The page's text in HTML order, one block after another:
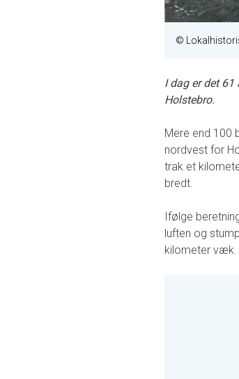
©
I dag er det
Holstebro.
Mere end 100
nordvest for
trak et
bredt.
Ifølge
luften og
kilometer væk.